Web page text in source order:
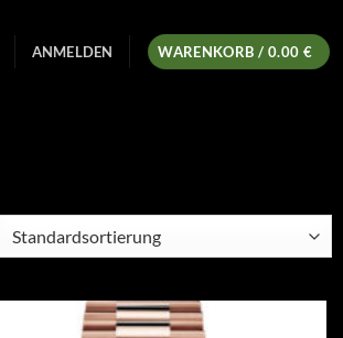
ANMELDEN WARENKORB / 0.00 €